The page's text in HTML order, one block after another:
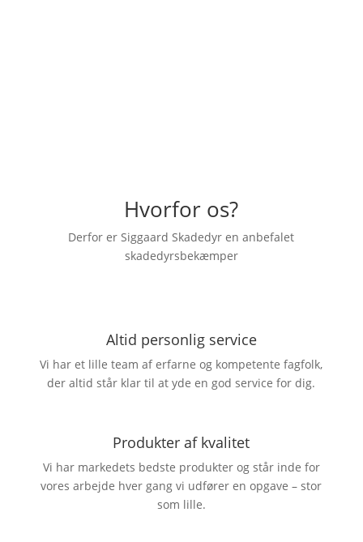
Hvorfor os?
Derfor er Siggaard Skadedyr en anbefalet
skadedyrsbekæmper
Altid personlig service
Vi har et lille team af erfarne og kompetente fagfolk,
der altid står klar til at yde en god service for dig.
Produkter af kvalitet
Vi har markedets bedste produkter og står inde for
vores arbejde hver gang vi udfører en opgave – stor
som lille.